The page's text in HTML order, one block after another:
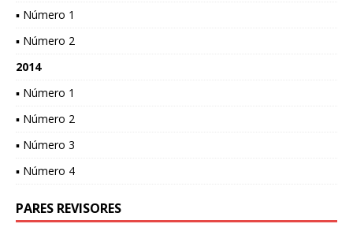
▪ Número 1
▪ Número 2
2014
▪ Número 1
▪ Número 2
▪ Número 3
▪ Número 4
PARES REVISORES